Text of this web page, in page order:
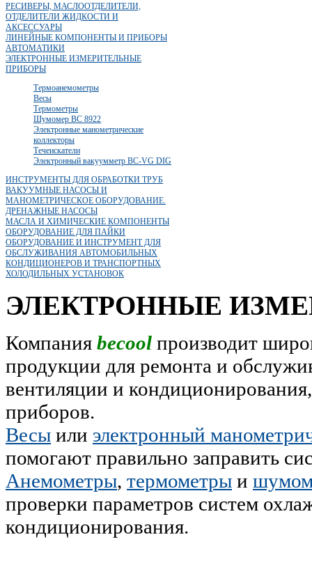
РЕСИВЕРЫ, МАСЛООТДЕЛИТЕЛИ,
ОТДЕЛИТЕЛИ ЖИДКОСТИ И
АКСЕССУАРЫ
ЛИНЕЙНЫЕ КОМПОНЕНТЫ И ПРИБОРЫ
АВТОМАТИКИ
ЭЛЕКТРОННЫЕ ИЗМЕРИТЕЛЬНЫЕ
ПРИБОРЫ
Термоанемометры
Весы
Термометры
Шумомер BC 8922
Электронные манометрические
коллекторы
Течеискатели
Электронный вакуумметр BC-VG DIG
ИНСТРУМЕНТЫ ДЛЯ ОБРАБОТКИ ТРУБ
ВАКУУМНЫЕ НАСОСЫ И
МАНОМЕТРИЧЕСКОЕ ОБОРУДОВАНИЕ.
ДРЕНАЖНЫЕ НАСОСЫ
МАСЛА И ХИМИЧЕСКИЕ КОМПОНЕНТЫ
ОБОРУДОВАНИЕ ДЛЯ ПАЙКИ
ОБОРУДОВАНИЕ И ИНСТРУМЕНТ ДЛЯ
ОБСЛУЖИВАНИЯ АВТОМОБИЛЬНЫХ
КОНДИЦИОНЕРОВ И ТРАНСПОРТНЫХ
ХОЛОДИЛЬНЫХ УСТАНОВОК
ЭЛЕКТРОННЫЕ
Компания becool производит
продукции для ремонта и
вентиляции и
приборов.
Весы или электронный
помогают правильно заправить
Анемометры, термометры и
проверки параметров систем
кондиционирования.